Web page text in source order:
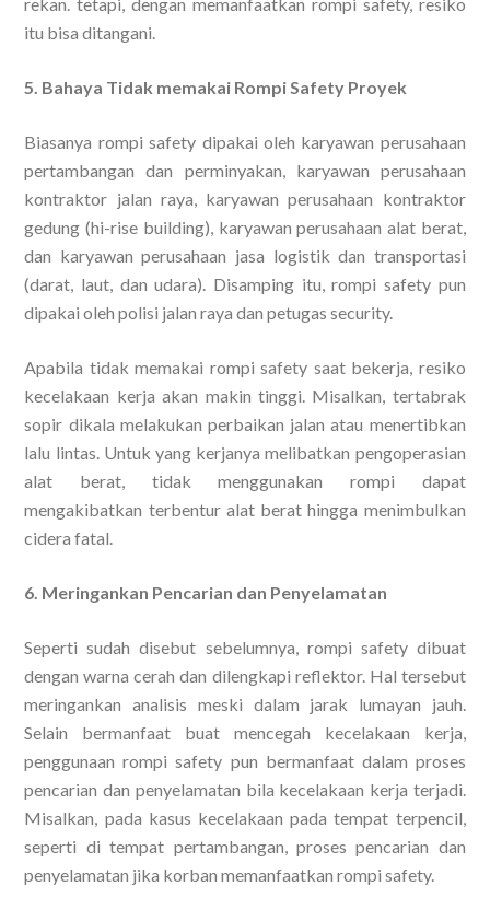
itu bisa ditangani.
5. Bahaya Tidak memakai Rompi Safety Proyek
Biasanya rompi safety dipakai oleh karyawan perusahaan
pertambangan dan perminyakan, karyawan perusahaan
kontraktor jalan raya, karyawan perusahaan kontraktor
gedung (hi-rise building), karyawan perusahaan alat berat,
dan karyawan perusahaan jasa logistik dan transportasi
(darat, laut, dan udara). Disamping itu, rompi safety pun
dipakai oleh polisi jalan raya dan petugas security.
Apabila tidak memakai rompi safety saat bekerja, resiko
kecelakaan kerja akan makin tinggi. Misalkan, tertabrak
sopir dikala melakukan perbaikan jalan atau menertibkan
lalu lintas. Untuk yang kerjanya melibatkan pengoperasian
alat berat, tidak menggunakan rompi dapat
mengakibatkan terbentur alat berat hingga menimbulkan
cidera fatal.
6. Meringankan Pencarian dan Penyelamatan
Seperti sudah disebut sebelumnya, rompi safety dibuat
dengan warna cerah dan dilengkapi reflektor. Hal tersebut
meringankan analisis meski dalam jarak lumayan jauh.
Selain bermanfaat buat mencegah kecelakaan kerja,
penggunaan rompi safety pun bermanfaat dalam proses
pencarian dan penyelamatan bila kecelakaan kerja terjadi.
Misalkan, pada kasus kecelakaan pada tempat terpencil,
seperti di tempat pertambangan, proses pencarian dan
penyelamatan jika korban memanfaatkan rompi safety.